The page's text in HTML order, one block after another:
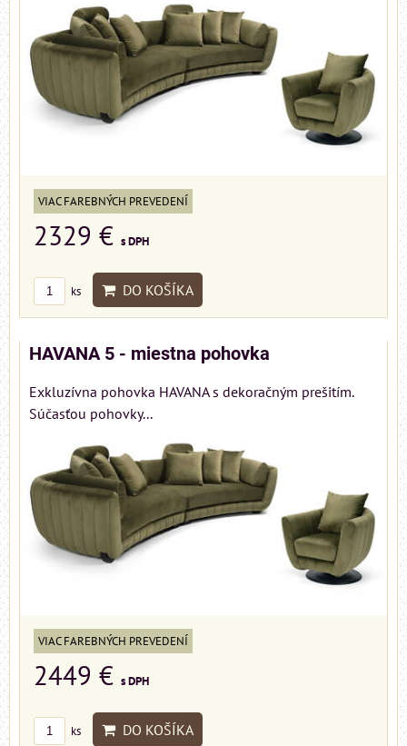
VIAC FAREBNÝCH PREVEDENÍ
2329 € s DPH
ks DO KOŠÍKA
HAVANA 5 - miestna pohovka
Exkluzívna pohovka HAVANA s dekoračným prešitím.
Súčasťou pohovky...
VIAC FAREBNÝCH PREVEDENÍ
2449 € s DPH
ks DO KOŠÍKA